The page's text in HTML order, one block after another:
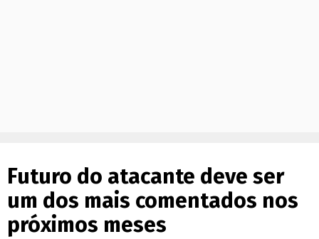
Futuro do atacante deve ser
um dos mais comentados nos
próximos meses